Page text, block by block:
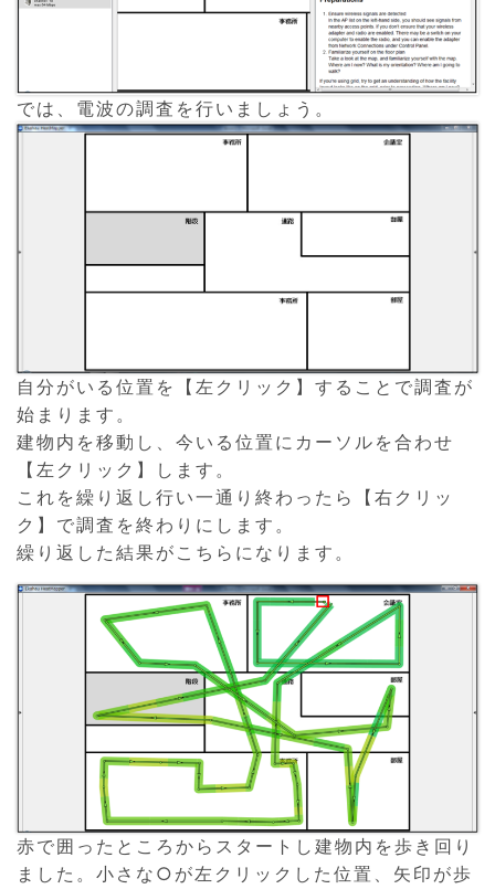
では、電波の調査を行いましょう。
自分がいる位置を【左クリック】することで調査が
始まります。
建物内を移動し、今いる位置にカーソルを合わせ
【左クリック】します。
これを繰り返し行い一通り終わったら【右クリッ
ク】で調査を終わりにします。
繰り返した結果がこちらになります。
赤で囲ったところからスタートし建物内を歩き回り
ました。小さな○が左クリックした位置、矢印が歩